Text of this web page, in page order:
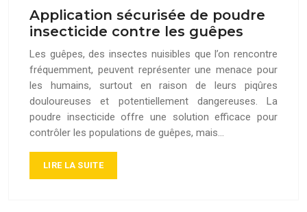
Application sécurisée de poudre
insecticide contre les guêpes
Les guêpes, des insectes nuisibles que l’on rencontre
fréquemment, peuvent représenter une menace pour
les humains, surtout en raison de leurs piqûres
douloureuses et potentiellement dangereuses. La
poudre insecticide offre une solution efficace pour
contrôler les populations de guêpes, mais…
LIRE LA SUITE